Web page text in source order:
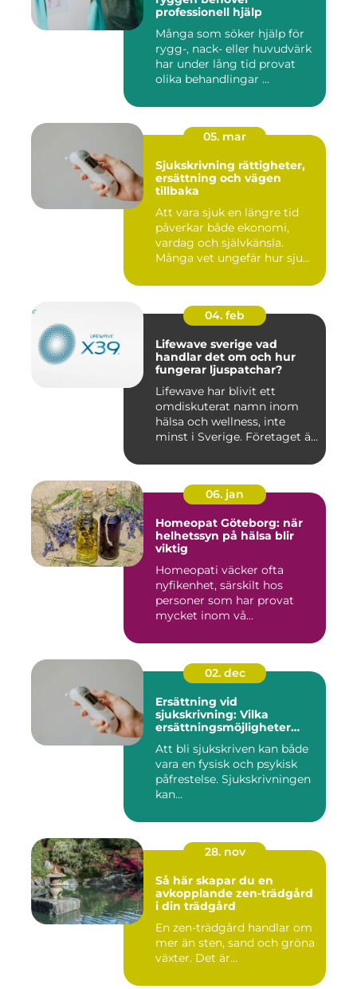
professionell hjälp
Många som söker hjälp för
rygg-, nack- eller huvudvärk
har under lång tid provat
olika behandlingar ...
05. mar
Sjukskrivning rättigheter,
ersättning och vägen
tillbaka
Att vara sjuk en längre tid
påverkar både ekonomi,
vardag och självkänsla.
Många vet ungefär hur sju...
04. feb
Lifewave sverige vad
handlar det om och hur
fungerar ljuspatchar?
Lifewave har blivit ett
omdiskuterat namn inom
hälsa och wellness, inte
minst i Sverige. Företaget ä...
06. jan
Homeopat Göteborg: när
helhetssyn på hälsa blir
viktig
Homeopati väcker ofta
nyfikenhet, särskilt hos
personer som har provat
mycket inom vå...
02. dec
Ersättning vid
sjukskrivning: Vilka
ersättningsmöjligheter
Att bli sjukskriven kan både
vara en fysisk och psykisk
påfrestelse. Sjukskrivningen
kan...
28. nov
Så här skapar du en
avkopplande zen-trädgård
i din trädgård
En zen-trädgård handlar om
mer än sten, sand och gröna
växter. Det är...